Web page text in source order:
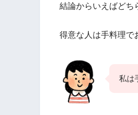
結論からいえばどち
得意な人は手料理で
私は